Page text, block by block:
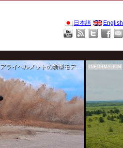
日本語 English
アライヘルメットの新型モデルPVの制作を担当 INFORMATION